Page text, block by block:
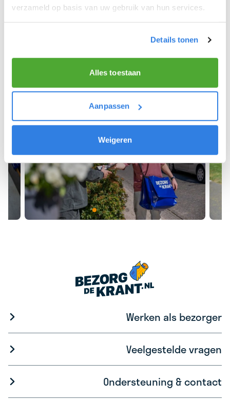
verzameld op basis van uw gebruik van hun services.
Details tonen
Alles toestaan
Aanpassen
Weigeren
Meld je aan als krantenbezorger!
Werken als bezorger
Veelgestelde vragen
Ondersteuning & contact